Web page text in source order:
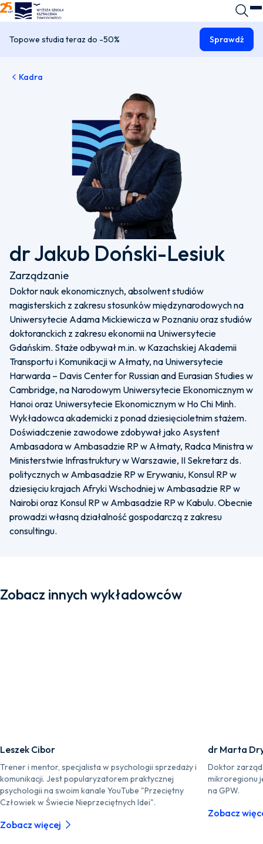
WSKZ - strona główna
Topowe studia teraz do -50% Sprawdź
Kadra
dr Jakub Doński-Lesiuk
Zarządzanie
Doktor nauk ekonomicznych, absolwent studiów
magisterskich z zakresu stosunków międzynarodowych na
Uniwersytecie Adama Mickiewicza w Poznaniu oraz studiów
doktoranckich z zakresu ekonomii na Uniwersytecie
Gdańskim. Staże odbywał m.in. w Kazachskiej Akademii
Transportu i Komunikacji w Ałmaty, na Uniwersytecie
Harwarda – Davis Center for Russian and Eurasian Studies w
Cambridge, na Narodowym Uniwersytecie Ekonomicznym w
Hanoi oraz Uniwersytecie Ekonomicznym w Ho Chi Minh.
Wykładowca akademicki z ponad dziesięcioletnim stażem.
Doświadczenie zawodowe zdobywał jako Asystent
Ambasadora w Ambasadzie RP w Ałmaty, Radca Ministra w
Ministerstwie Infrastruktury w Warszawie, II Sekretarz ds.
politycznych w Ambasadzie RP w Erywaniu, Konsul RP w
dziesięciu krajach Afryki Wschodniej w Ambasadzie RP w
Nairobi oraz Konsul RP w Ambasadzie RP w Kabulu. Obecnie
prowadzi własną działalność gospodarczą z zakresu
consultingu.
Zobacz innych wykładowców
Leszek Cibor
Trener i mentor, specjalista w psychologii sprzedaży i
komunikacji. Jest popularyzatorem praktycznej
psychologii na swoim kanale YouTube "Przeciętny
Człowiek w Świecie Nieprzeciętnych Idei".
Zobacz więcej
dr Marta
Doktor
mikroregionu
na GPW.
Zobacz